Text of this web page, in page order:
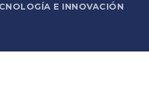
E INNOVACIÓN